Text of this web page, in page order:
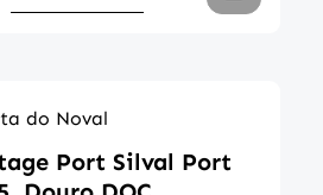
do Noval
Port Silval Port